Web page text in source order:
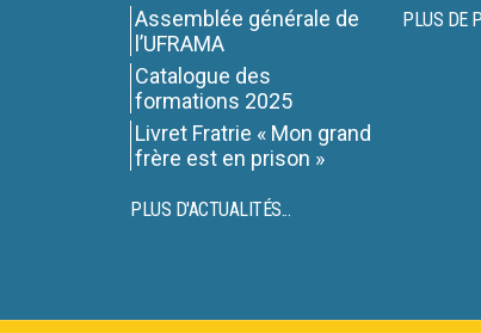
Assemblée générale de
l’UFRAMA
Catalogue des
formations 2025
Livret Fratrie « Mon grand
frère est en prison »
PLUS D'ACTUALITÉS...
PLUS DE